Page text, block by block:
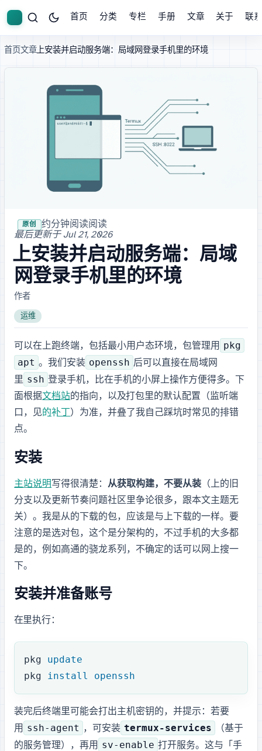
首页 分类 专栏 手册 文章 关于 联
首页文章Termux 上安装并启动 OpenSSH 服务端：局域网登录手机里的 Linux 环境
原创 · 约 14 分钟阅读· 阅读
最后更新于 Jul 21, 2026
Termux 上安装并启动 OpenSSH 服务端：局域
网登录手机里的 Linux 环境
作者: Alex Xiang
运维
可以在 Android 上跑Linux终端，包括最小 Linux 用户态环境，包管理用 pkg
apt 。我们安装 openssh 后可以直接在局域网
里 ssh 登录手机，比在手机的小屏上操作方便得多。下
面根据termux.dev 文档站的指向，以及 Termux 打包里 OpenSSH 的默认配置（监听端
口，见termux-packages 的 sshd_config 补丁
）为准，并叠了我自己踩坑时常见的排错
点。
安装 Termux
主站说明写得很清楚： 从 F-Droid 获取构建，不要从 Google Play 装 （Play 上的旧
分支以及更新节奏问题社区里争论很多，跟本文主题无
关）。我是从github的release下载的apk包，应该是与F-Droid上下载的一样。要
注意的是选对apk包，这个是分cpu架构的，不过手机的cpu大多都
是arm64的，例如高通的骁龙系列，不确定的话可以网上搜一
下。
安装 OpenSSH 并准备账号
在 Termux 里执行：
pkg update
pkg install openssh
装完后终端里可能会打出主机密钥的，并提示：若要
用 ssh-agent ，可安装 termux-services
（基于 runit
的服务管理），再用 sv-enable 打开服务。这与「手